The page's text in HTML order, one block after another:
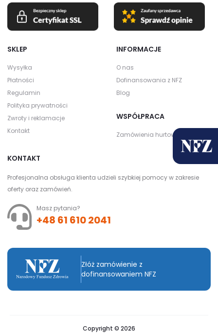
SKLEP
Wysyłka
Płatności
Regulamin
Polityka prywatności
Zwroty i reklamacje
Kontakt
INFORMACJE
O nas
Dofinansowania z NFZ
Blog
WSPÓŁPRACA
Zamówienia hurtowe
KONTAKT
Profesjonalna obsługa klienta udzieli szybkiej pomocy w zakresie
oferty oraz zamówień.
Masz pytania?
+48 61 610 2041
Złóż zamówienie z
dofinansowaniem NFZ
Copyright © 2026